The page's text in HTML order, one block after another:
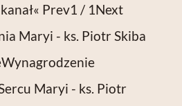
Prev1 / 1Next
Maryi - ks. Piotr Skiba
Maryi - ks. Piotr